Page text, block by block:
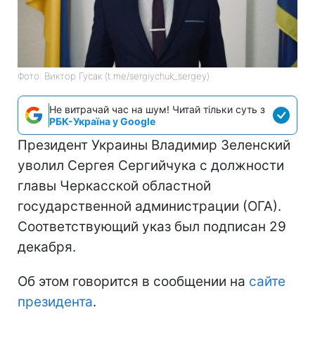
Фото: Виктор Гусак (t.me/sergiychuk_sergey)
Не витрачай час на шум! Читай тільки суть з
РБК-Україна у Google
Президент Украины Владимир Зеленский
уволил Сергея Сергийчука с должности
главы Черкасской областной
государственной администрации (ОГА).
Соответствующий указ был подписан 29
декабря.
Об этом говорится в сообщении на сайте
президента.